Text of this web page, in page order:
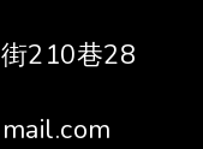
210巷28